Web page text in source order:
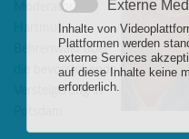
Moderator
Behrenwald über
die bevorstehende
Versteigerung in